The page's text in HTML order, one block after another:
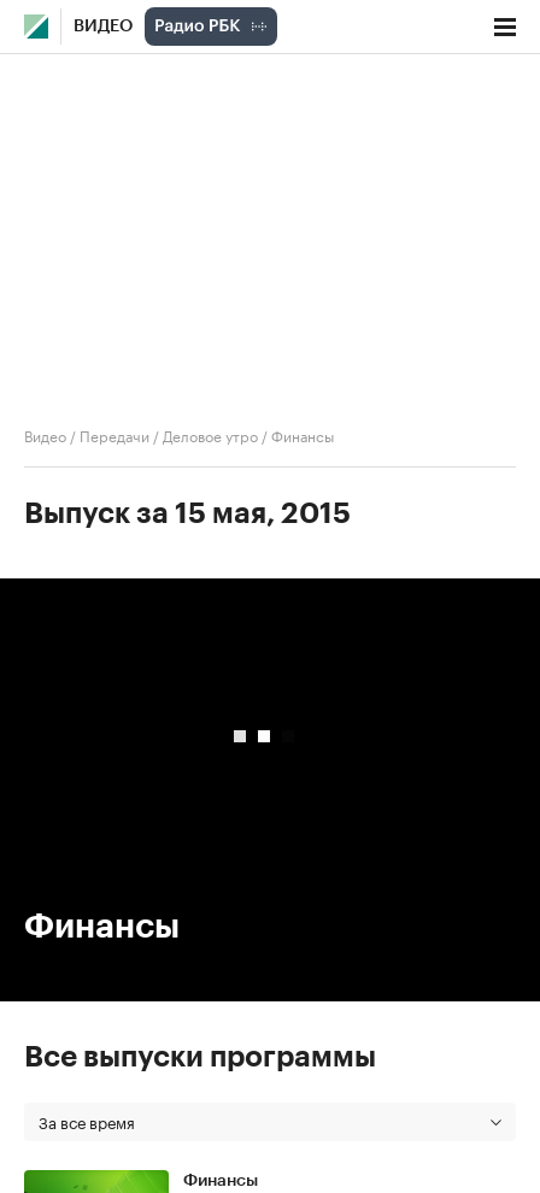
ВИДЕО
Видео / Передачи / Деловое утро /Финансы
Выпуск за 15 мая, 2015
Финансы
Все выпуски программы
За все время
Финансы